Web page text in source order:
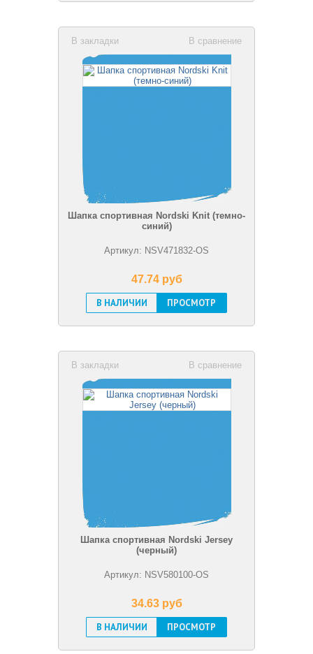
В сравнение
В закладки
Шапка спортивная Nordski Knit (темно-
синий)
Артикул: NSV471832-OS
47.74 pуб
В НАЛИЧИИ
ПРОСМОТР
В сравнение
В закладки
Шапка спортивная Nordski Jersey
(черный)
Артикул: NSV580100-OS
34.63 pуб
В НАЛИЧИИ
ПРОСМОТР